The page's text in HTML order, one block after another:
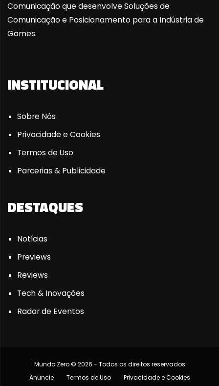
Comunicação que desenvolve Soluções de
Comunicação e Posicionamento para a Indústria de
Games.
INSTITUCIONAL
Sobre Nós
Privacidade e Cookies
Termos de Uso
Parcerias & Publicidade
DESTAQUES
Notícias
Previews
Reviews
Tech & Inovações
Radar de Eventos
Mundo Zero © 2026 - Todos os direitos reservados
Anuncie
Termos de Uso Privacidade e Cookies